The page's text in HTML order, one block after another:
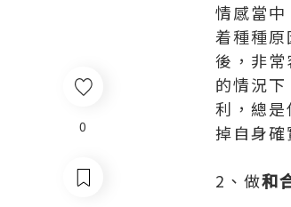
0
情感當
着種種
後，非
的情況
利，總
掉自身確
2、做和